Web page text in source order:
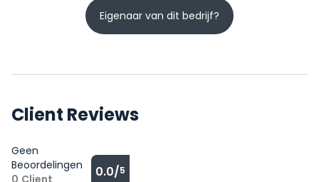
Eigenaar van dit bedrijf?
Client Reviews
Geen
Beoordelingen
0 Client
0.0/5